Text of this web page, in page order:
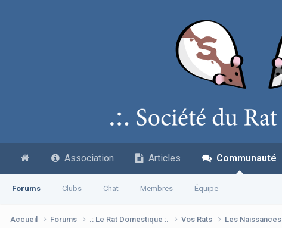
Association Articles Communauté
Forums Clubs Chat Membres Équipe
Accueil Forums .: Le Rat Domestique :. Vos Rats Les Naissances